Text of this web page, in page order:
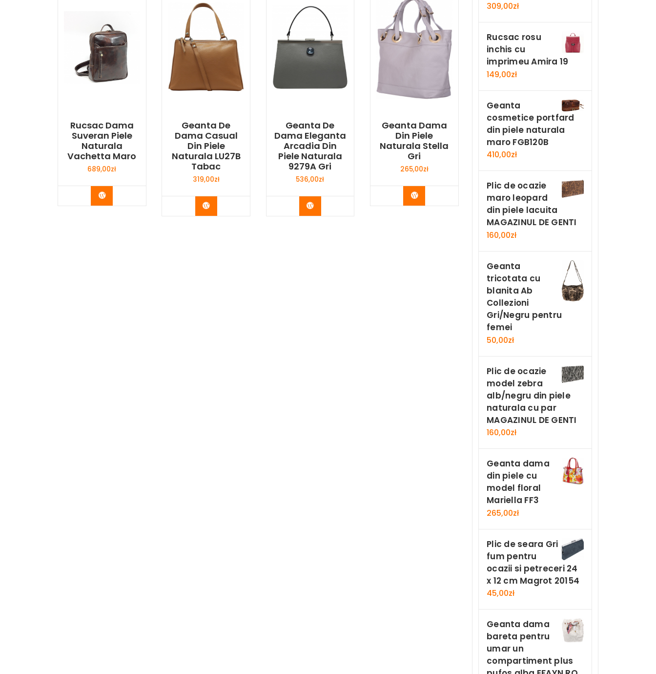
Rucsac Dama
Suveran Piele
Naturala
Vachetta Maro
689,00zł
Buy Now
Geanta De
Dama Casual
Din Piele
Naturala LU27B
Tabac
319,00zł
Buy Now
Geanta De
Dama Eleganta
Arcadia Din
Piele Naturala
9279A Gri
536,00zł
Buy Now
Geanta Dama
Din Piele
Naturala Stella
Gri
265,00zł
Buy Now
309,00zł
Rucsac rosu
inchis cu
imprimeu Amira 19
149,00zł
Geanta
cosmetice portfard
din piele naturala
maro FGB120B
410,00zł
Plic de ocazie
maro leopard
din piele lacuita
MAGAZINUL DE GENTI
160,00zł
Geanta
tricotata cu
blanita Ab
Collezioni
Gri/Negru pentru
femei
50,00zł
Plic de ocazie
model zebra
alb/negru din piele
naturala cu par
MAGAZINUL DE GENTI
160,00zł
Geanta dama
din piele cu
model floral
Mariella FF3
265,00zł
Plic de seara Gri
fum pentru
ocazii si petreceri 24
x 12 cm Magrot 20154
45,00zł
Geanta dama
bareta pentru
umar un
compartiment plus